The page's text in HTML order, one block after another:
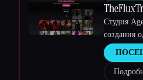
Студия
создания
рабочих